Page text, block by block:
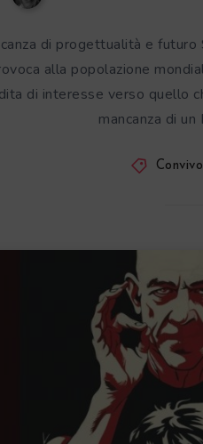
di progettualità e
alla popolazione
di interesse verso quello
mancanza di